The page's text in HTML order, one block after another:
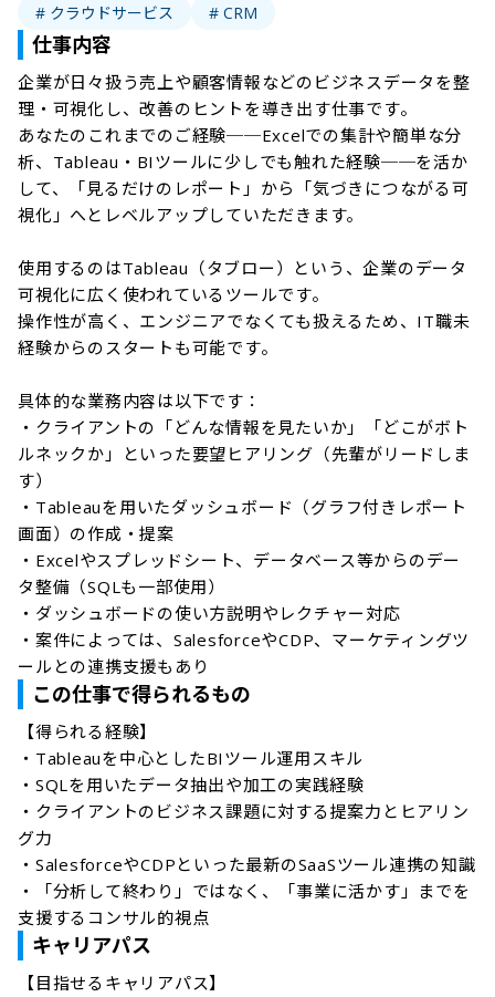
# クラウドサービス
# CRM
仕事内容
企業が日々扱う売上や顧客情報などのビジネスデータを整
理・可視化し、改善のヒントを導き出す仕事です。
あなたのこれまでのご経験──Excelでの集計や簡単な分
析、Tableau・BIツールに少しでも触れた経験──を活か
して、「見るだけのレポート」から「気づきにつながる可
視化」へとレベルアップしていただきます。
使用するのはTableau（タブロー）という、企業のデータ
可視化に広く使われているツールです。
操作性が高く、エンジニアでなくても扱えるため、IT職未
経験からのスタートも可能です。
具体的な業務内容は以下です：
・クライアントの「どんな情報を見たいか」「どこがボト
ルネックか」といった要望ヒアリング（先輩がリードしま
す）
・Tableauを用いたダッシュボード（グラフ付きレポート
画面）の作成・提案
・Excelやスプレッドシート、データベース等からのデー
タ整備（SQLも一部使用）
・ダッシュボードの使い方説明やレクチャー対応
・案件によっては、SalesforceやCDP、マーケティングツ
ールとの連携支援もあり
この仕事で得られるもの
【得られる経験】
・Tableauを中心としたBIツール運用スキル
・SQLを用いたデータ抽出や加工の実践経験
・クライアントのビジネス課題に対する提案力とヒアリン
グ力
・SalesforceやCDPといった最新のSaaSツール連携の知識
・「分析して終わり」ではなく、「事業に活かす」までを
キャリアパス
【目指せるキャリアパス】